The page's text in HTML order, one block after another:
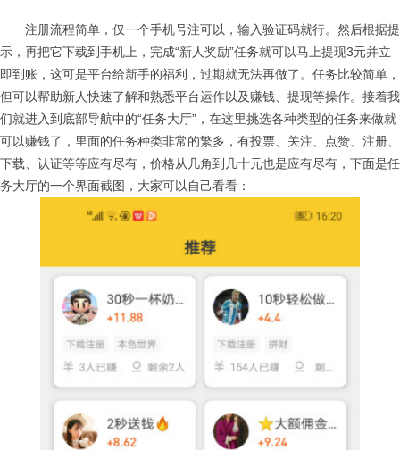
注册流程简单，仅一个手机号注可以，输入验证码就行。然后根据提
示，再把它下载到手机上，完成“新人奖励”任务就可以马上提现3元并立
即到账，这可是平台给新手的福利，过期就无法再做了。任务比较简单，
但可以帮助新人快速了解和熟悉平台运作以及赚钱、提现等操作。接着我
们就进入到底部导航中的“任务大厅”，在这里挑选各种类型的任务来做就
可以赚钱了，里面的任务种类非常的繁多，有投票、关注、点赞、注册、
下载、认证等等应有尽有，价格从几角到几十元也是应有尽有，下面是任
务大厅的一个界面截图，大家可以自己看看：